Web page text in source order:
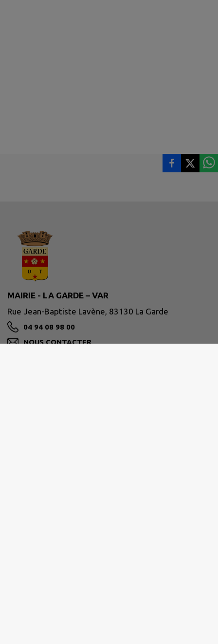
MAIRIE - LA GARDE – VAR
Rue Jean-Baptiste Lavène, 83130 La Garde
04 94 08 98 00
NOUS CONTACTER